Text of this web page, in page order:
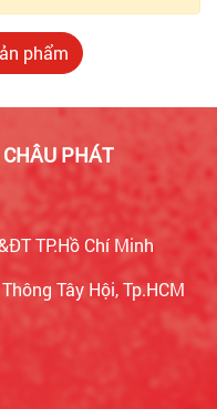
phẩm
PHÁT
TP.Hồ Chí Minh
Tây Hội, Tp.HCM